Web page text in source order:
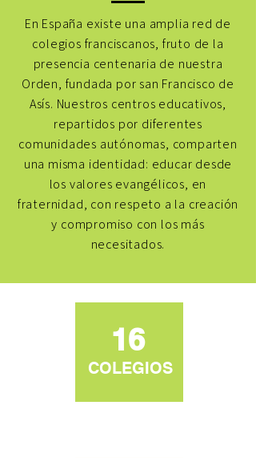
En España existe una amplia red de
colegios franciscanos, fruto de la
presencia centenaria de nuestra
Orden, fundada por san Francisco de
Asís. Nuestros centros educativos,
repartidos por diferentes
comunidades autónomas, comparten
una misma identidad: educar desde
los valores evangélicos, en
fraternidad, con respeto a la creación
y compromiso con los más
necesitados.
16
COLEGIOS